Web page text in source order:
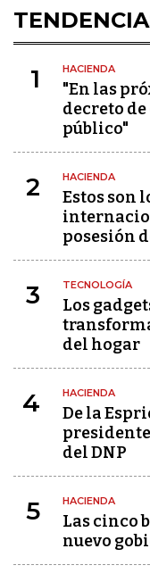
1 HACIENDA
"En las
decreto
público"
2 HACIENDA
Estos son
posesión
3 TECNOLOGÍA
Los
del hogar
4 HACIENDA
De la
del DNP
5 HACIENDA
Las cinco
nuevo